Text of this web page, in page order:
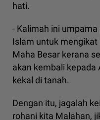
hati.
- Kalimah ini
Islam untuk mengikat
Maha Besar kerana
akan kembali kepada
kekal di tanah.
Dengan itu, jagalah
rohani kita Malahan,